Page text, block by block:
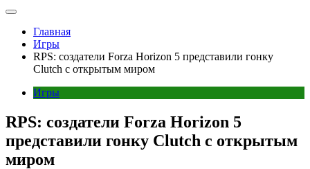
Главная
Игры
RPS: создатели Forza Horizon 5 представили гонку
Clutch с открытым миром
Игры
RPS: создатели Forza Horizon 5
представили гонку Clutch с открытым
миром